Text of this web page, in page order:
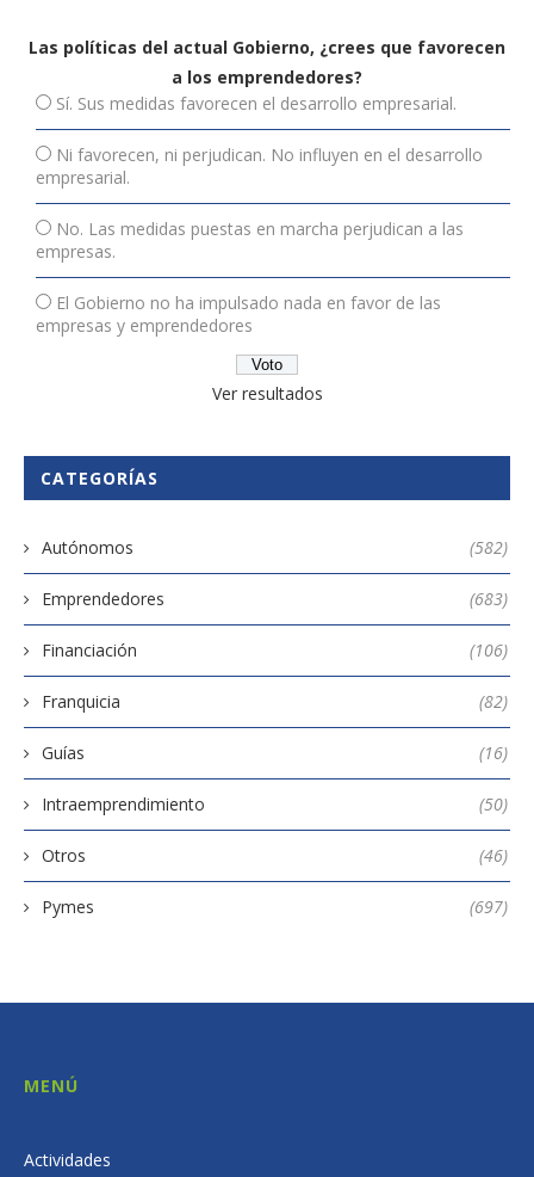
Las políticas del actual Gobierno, ¿crees que favorecen
a los emprendedores?
Sí. Sus medidas favorecen el desarrollo empresarial.
Ni favorecen, ni perjudican. No influyen en el desarrollo
empresarial.
No. Las medidas puestas en marcha perjudican a las
empresas.
El Gobierno no ha impulsado nada en favor de las
empresas y emprendedores
Ver resultados
CATEGORÍAS
Autónomos (582)
Emprendedores (683)
Financiación (106)
Franquicia (82)
Guías (16)
Intraemprendimiento (50)
Otros (46)
Pymes (697)
MENÚ
Actividades